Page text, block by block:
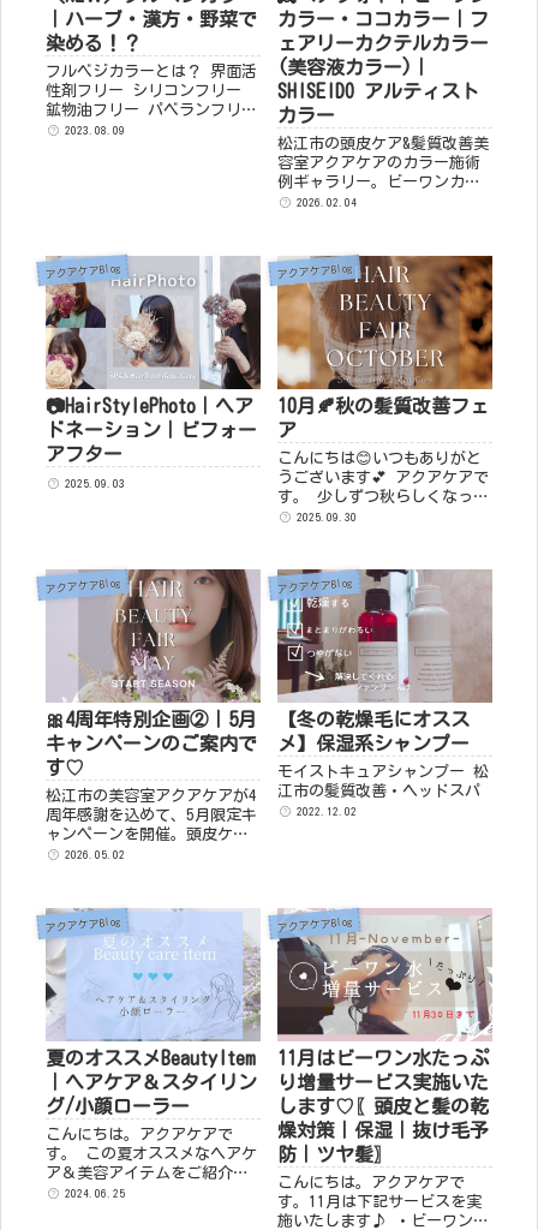
｜ハーブ・漢方・野菜で
染める！？
フルベジカラーとは？ 界面活
性剤フリー シリコンフリー
鉱物油フリー パベランフリー
アルコールフリー 香料フリー
2023.08.09
カラー・ココカラー｜フ
ェアリーカクテルカラー
(美容液カラー)｜
SHISEIDO アルティスト
カラー
松江市の頭皮ケア&髪質改善美
容室アクアケアのカラー施術
例ギャラリー。ビーワンカラ
ー・ココカラーは水分ケアで
明感のある美しい仕上がり
に。グレイカラー（白髪染
め）もカクテルカラーで艶や
かに。パーソナルカラー診断
対応。水分は美髪の基本で
す。
2026.02.04
アクアケアBlog
📷HairStylePhoto｜ヘア
ドネーション｜ビフォー
アフター
2025.09.03
アクアケアBlog
10月🍂秋の髪質改善フェ
ア
こんにちは😊いつもありがと
うございます💕 アクアケアで
す。 少しずつ秋らしくなっ
て、 秋のヘアスタイルにされ
皮のメンテナンス時期ですね
&#...
2025.09.30
アクアケアBlog
🎀4周年特別企画②｜5月
キャンペーンのご案内で
す♡
松江市の美容室アクアケアが4
周年感謝を込めて、5月限定キ
ャンペーンを開催。頭皮ケ
ア、髪質改善、ヘッドスパ、
添う全12コースをご用意。
2026.05.02
アクアケアBlog
【冬の乾燥毛にオスス
メ】保湿系シャンプー
モイストキュアシャンプー 松
江市の髪質改善・ヘッドスパ
2022.12.02
アクアケアBlog
夏のオススメBeautyItem
｜ヘアケア＆スタイリン
グ/小顔ローラー
こんにちは。アクアケアで
す。 この夏オススメなヘアケ
ア＆美容アイテムをご紹介い
たします♪ 保湿効果抜群♡ビ
2024.06.25
アクアケアBlog
11月はビーワン水たっぷ
り増量サービス実施いた
します♡〖頭皮と髪の乾
燥対策｜保湿｜抜け毛予
防｜ツヤ髪〗
こんにちは。アクアケアで
す。11月は下記サービスを実
施いたします♪ ・ビーワン